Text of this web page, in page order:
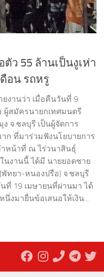
ว 55 ล้านเป็นงูเห่า
อน รถหรู
งานว่า เมื่อคืนวันที่ 9
ผู้สมัครนายกเทศมนตรี
จ.ชลบุรี เป็นผู้จัดการ
ก ที่มาร่วมฟังนโยบายการ
ำหน้าที่ ณ ไร่วนาสินธุ์
นงานนี้ ได้มี นายยอดชาย
ทยา-หนองปรือ) จ.ชลบุรี
ที่ 19 เมษายนที่ผ่านมา ได้
งมายื่นข้อเสนอให้เงิน...